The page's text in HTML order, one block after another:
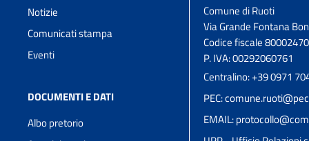
Notizie
Comunicati stampa
Eventi
DOCUMENTI E DATI
Albo pretorio
Comune di Ruoti
Via Grande Fontana
Codice fiscale
P. IVA: 00292060761
Centralino: +39 0971
PEC:
EMAIL: